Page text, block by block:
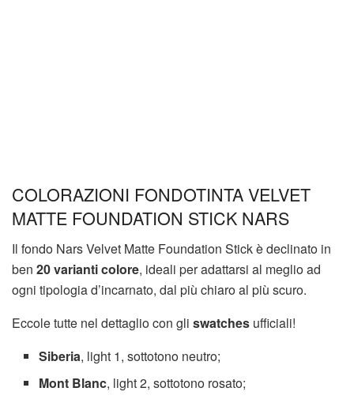
COLORAZIONI FONDOTINTA VELVET
MATTE FOUNDATION STICK NARS
Il fondo Nars Velvet Matte Foundation Stick è declinato in
ben 20 varianti colore, ideali per adattarsi al meglio ad
ogni tipologia d’incarnato, dal più chiaro al più scuro.
Eccole tutte nel dettaglio con gli swatches ufficiali!
Siberia, light 1, sottotono neutro;
Mont Blanc, light 2, sottotono rosato;